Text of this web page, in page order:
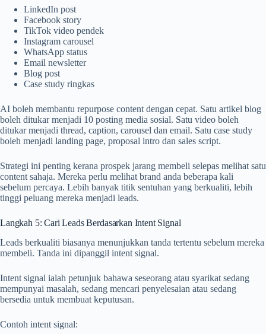
LinkedIn post
Facebook story
TikTok video pendek
Instagram carousel
WhatsApp status
Email newsletter
Blog post
Case study ringkas
AI boleh membantu repurpose content dengan cepat. Satu artikel blog
boleh ditukar menjadi 10 posting media sosial. Satu video boleh
ditukar menjadi thread, caption, carousel dan email. Satu case study
boleh menjadi landing page, proposal intro dan sales script.
Strategi ini penting kerana prospek jarang membeli selepas melihat satu
content sahaja. Mereka perlu melihat brand anda beberapa kali
sebelum percaya. Lebih banyak titik sentuhan yang berkualiti, lebih
tinggi peluang mereka menjadi leads.
Langkah 5: Cari Leads Berdasarkan Intent Signal
Leads berkualiti biasanya menunjukkan tanda tertentu sebelum mereka
membeli. Tanda ini dipanggil intent signal.
Intent signal ialah petunjuk bahawa seseorang atau syarikat sedang
mempunyai masalah, sedang mencari penyelesaian atau sedang
bersedia untuk membuat keputusan.
Contoh intent signal: